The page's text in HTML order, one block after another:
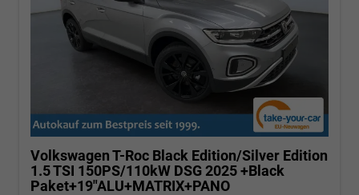
Volkswagen T-Roc Black Edition/Silver Edition
1.5 TSI 150PS/110kW DSG 2025 +Black
Paket+19"ALU+MATRIX+PANO